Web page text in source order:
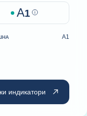
A1 Help
A1
индикатори